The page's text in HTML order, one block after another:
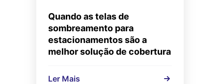
Quando as telas de
sombreamento para
estacionamentos são a
melhor solução de cobertura
Ler Mais